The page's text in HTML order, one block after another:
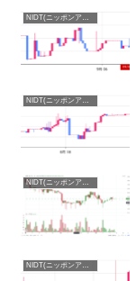
NIDT(ニッポンアイドルトークン)まとめ
NIDT(ニッポンアイドルトークン)まとめ
NIDT(ニッポンアイドルトークン)まとめ